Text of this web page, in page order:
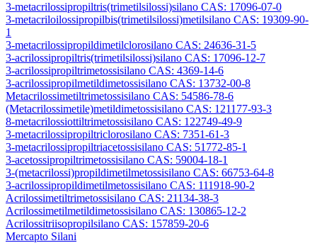
3-metacrilossipropiltris(trimetilsilossi)silano CAS: 17096-07-0
3-metacriloilossipropilbis(trimetilsilossi)metilsilano CAS: 19309-90-
1
3-metacrilossipropildimetilclorosilano CAS: 24636-31-5
3-acrilossipropiltris(trimetilsilossi)silano CAS: 17096-12-7
3-acrilossipropiltrimetossisilano CAS: 4369-14-6
3-acrilossipropilmetildimetossisilano CAS: 13732-00-8
Metacrilossimetiltrimetossisilano CAS: 54586-78-6
(Metacrilossimetile)metildimetossisilano CAS: 121177-93-3
8-metacrilossiottiltrimetossisilano CAS: 122749-49-9
3-metacrilossipropiltriclorosilano CAS: 7351-61-3
3-metacrilossipropiltriacetossisilano CAS: 51772-85-1
3-acetossipropiltrimetossisilano CAS: 59004-18-1
3-(metacrilossi)propildimetilmetossisilano CAS: 66753-64-8
3-acrilossipropildimetilmetossisilano CAS: 111918-90-2
Acrilossimetiltrimetossisilano CAS: 21134-38-3
Acrilossimetilmetildimetossisilano CAS: 130865-12-2
Acrilossitriisopropilsilano CAS: 157859-20-6
Mercapto Silani